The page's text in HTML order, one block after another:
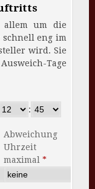
allem um die
wird. Sie
Tage
:
Abweichung
Uhrzeit
maximal